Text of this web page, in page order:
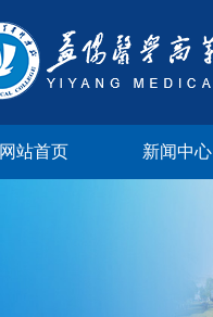
网站首页 新闻中心